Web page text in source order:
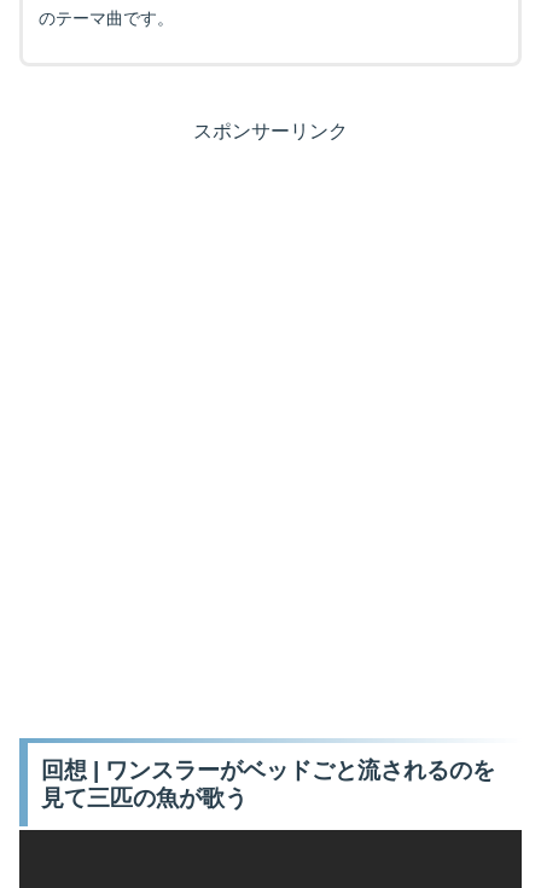
のテーマ曲です。
スポンサーリンク
回想 | ワンスラーがベッドごと流されるのを
見て三匹の魚が歌う